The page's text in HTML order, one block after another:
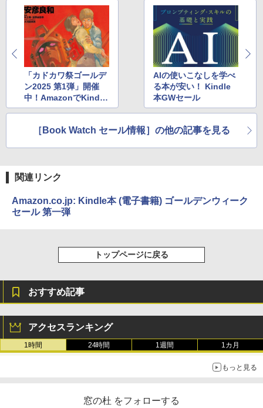
「カドカワ祭ゴールデ
ン2025 第1弾」開催
中！AmazonでKindle
本が最大50％OFF
AIの使いこなしを学べ
る本が安い！ Kindle
本GWセール
［Book Watch セール情報］の他の記事を見る
関連リンク
Amazon.co.jp: Kindle本 (電子書籍) ゴールデンウィーク
セール 第一弾
トップページに戻る
おすすめ記事
アクセスランキング
1時間 24時間 1週間 1カ月
もっと見る
窓の杜 をフォローする